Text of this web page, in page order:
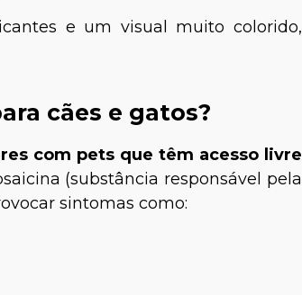
e um visual muito colorido,
cães e gatos?
com pets que têm acesso livre
(substância responsável pela
sintomas como: